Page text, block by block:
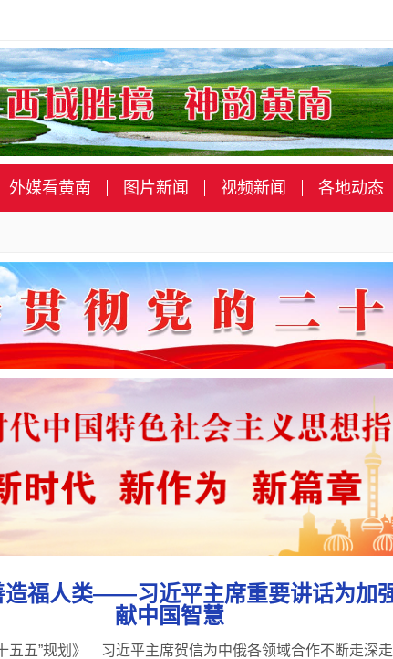
外媒看黄南 图片新闻 视频新闻 各地动态
造福人类——习近平主席重要讲话为加
献中国智慧
五”规划》 习近平主席贺信为中俄各领域合作不断走深